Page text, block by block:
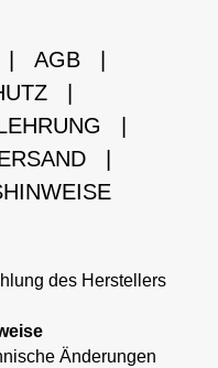
AGB
des Herstellers
Änderungen